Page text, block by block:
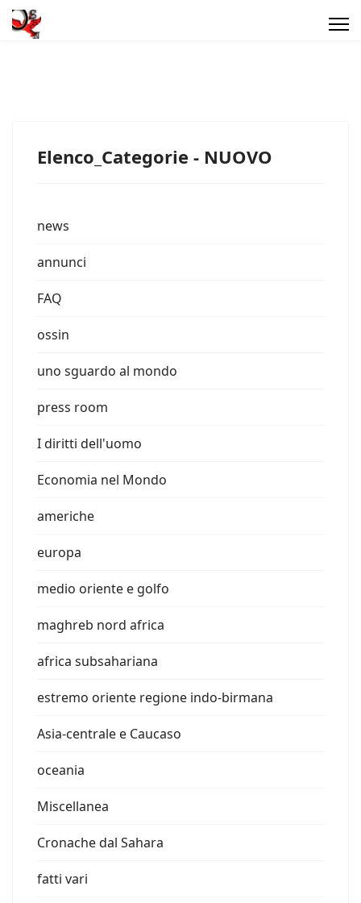
Elenco_Categorie - NUOVO
news
annunci
FAQ
ossin
uno sguardo al mondo
press room
I diritti dell'uomo
Economia nel Mondo
americhe
europa
medio oriente e golfo
maghreb nord africa
africa subsahariana
estremo oriente regione indo-birmana
Asia-centrale e Caucaso
oceania
Miscellanea
Cronache dal Sahara
fatti vari